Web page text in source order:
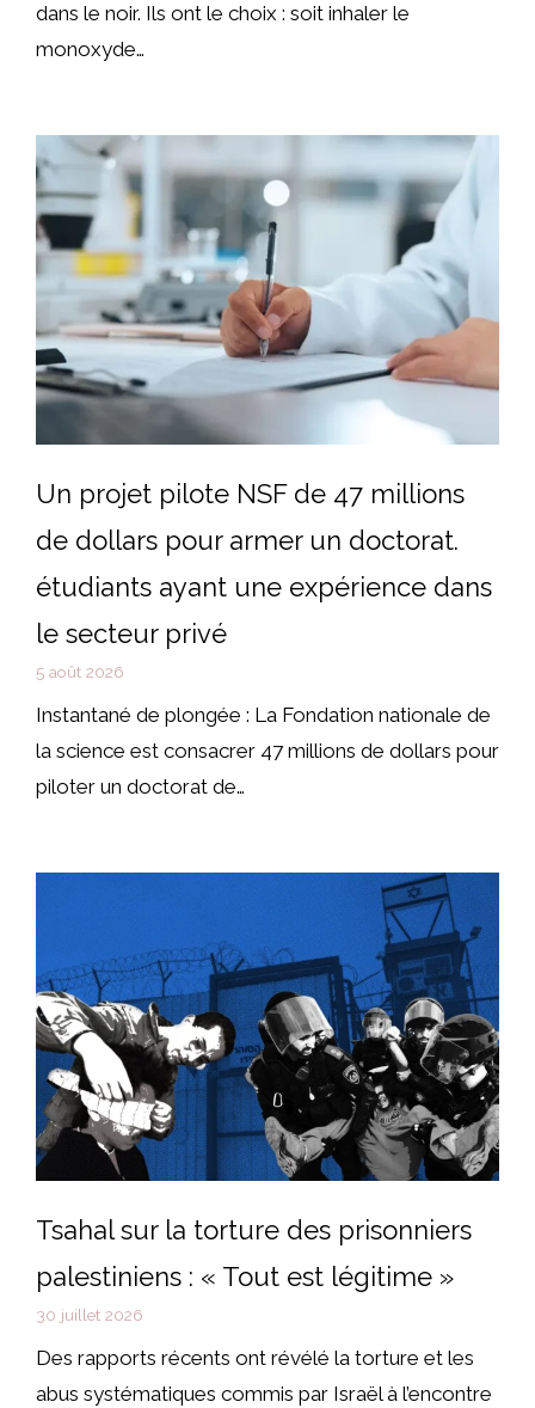
dans le noir. Ils ont le choix : soit inhaler le
monoxyde…
Un projet pilote NSF de 47 millions
de dollars pour armer un doctorat.
étudiants ayant une expérience dans
le secteur privé
5 août 2026
Instantané de plongée : La Fondation nationale de
la science est consacrer 47 millions de dollars pour
piloter un doctorat de…
Tsahal sur la torture des prisonniers
palestiniens : « Tout est légitime »
30 juillet 2026
Des rapports récents ont révélé la torture et les
abus systématiques commis par Israël à l’encontre